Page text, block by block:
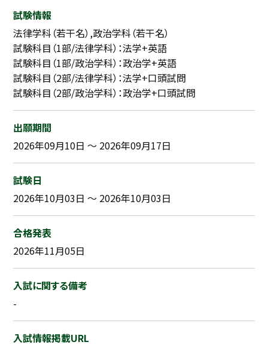
試験情報
法律学科（若干名）,政治学科（若干名）
試験科目（1部/法律学科）：法学+英語
試験科目（1部/政治学科）：政治学+英語
試験科目（2部/法律学科）：法学+口頭試問
試験科目（2部/政治学科）：政治学+口頭試問
出願期間
2026年09月10日 ～ 2026年09月17日
試験日
2026年10月03日 ～ 2026年10月03日
合格発表
2026年11月05日
入試に関する備考
-
入試情報掲載URL